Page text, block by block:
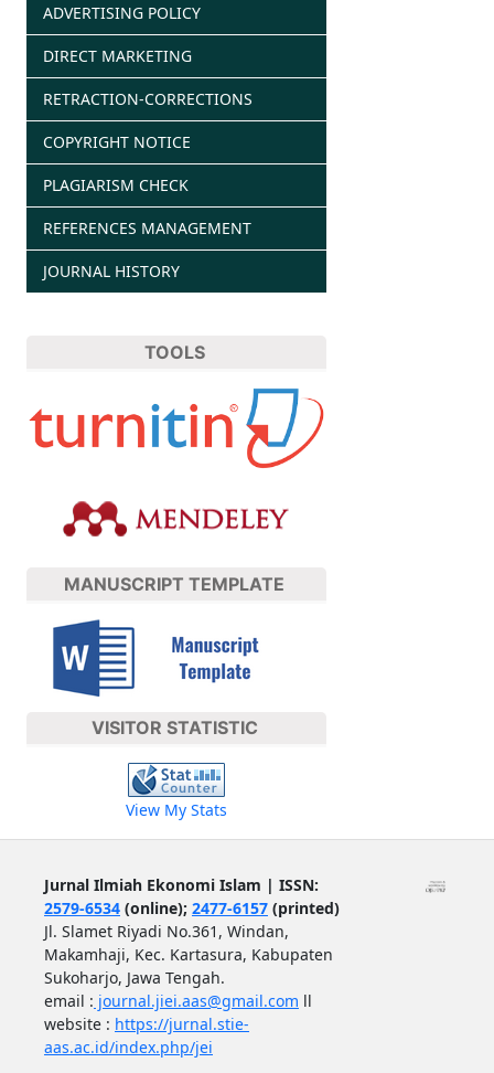
ADVERTISING POLICY
DIRECT MARKETING
RETRACTION-CORRECTIONS
COPYRIGHT NOTICE
PLAGIARISM CHECK
REFERENCES MANAGEMENT
JOURNAL HISTORY
TOOLS
MANUSCRIPT TEMPLATE
VISITOR STATISTIC
View My Stats
Jurnal Ilmiah Ekonomi Islam | ISSN:
2579-6534(online); 2477-6157(printed)
Jl. Slamet Riyadi No.361, Windan,
Makamhaji, Kec. Kartasura, Kabupaten
Sukoharjo, Jawa Tengah.
email : journal.jiei.aas@gmail.com ll
website : https://jurnal.stie-
aas.ac.id/index.php/jei